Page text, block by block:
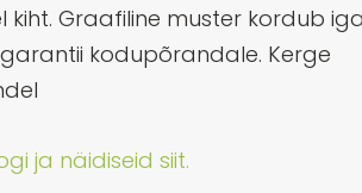
kiht. Graafiline muster kordub iga
garantii kodupõrandale. Kerge
ja näidiseid siit.